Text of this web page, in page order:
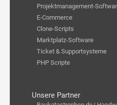
Projektmanagement-
E-Commerce
Clone-Scripts
Marktplatz-Software
Ticket & Supportsysteme
PHP Scripte
Unsere Partner